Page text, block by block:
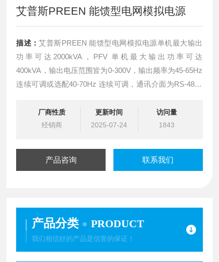
艾普斯PREEN 能馈型电网模拟电源
描述：艾普斯PREEN 能馈型电网模拟电源单机最大输出
功率可达2000kVA，PFV 单机最大输出功率可达
400kVA，输出电压范围皆为0-300V，输出频率为45-65Hz
连续可调或选配40-70Hz 连续可调，通讯介面为RS-485 /
的三相独立可调、相位角可调、及能源回馈功能。
厂商性质
经销商
更新时间
2025-07-24
访问量
1843
产品咨询 联系我们
产品分类 PRODUCT
我们相信好的产品是信誉的保证！